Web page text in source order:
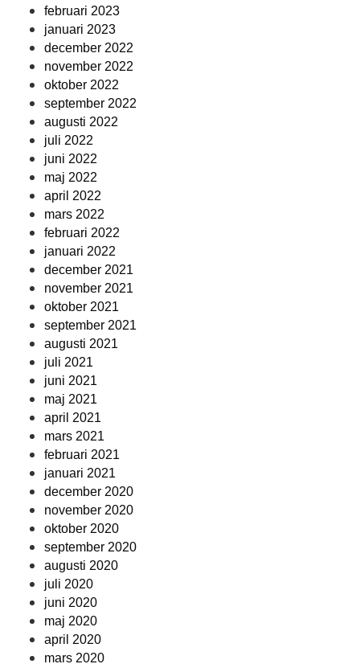
februari 2023
januari 2023
december 2022
november 2022
oktober 2022
september 2022
augusti 2022
juli 2022
juni 2022
maj 2022
april 2022
mars 2022
februari 2022
januari 2022
december 2021
november 2021
oktober 2021
september 2021
augusti 2021
juli 2021
juni 2021
maj 2021
april 2021
mars 2021
februari 2021
januari 2021
december 2020
november 2020
oktober 2020
september 2020
augusti 2020
juli 2020
juni 2020
maj 2020
april 2020
mars 2020